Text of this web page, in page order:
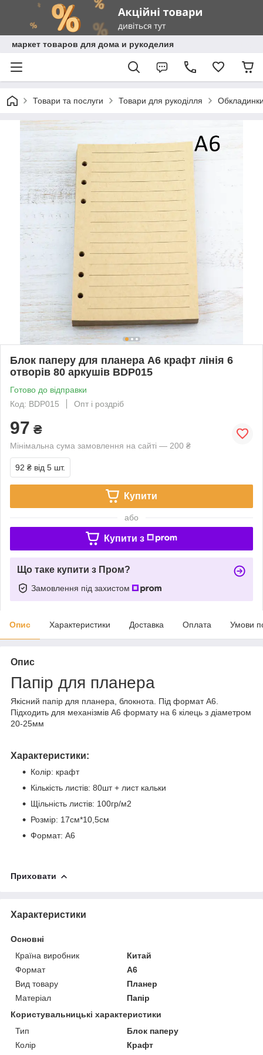
маркет товаров для дома и рукоделия
Товари та послуги Товари для рукоділля
Блок паперу для планера А6 крафт лінія 6
отворів 80 аркушів BDP015
Готово до відправки
Код: BDP015
Опт і роздріб
97 ₴
Мінімальна сума замовлення на сайті — 200 ₴
92 ₴ від 5 шт.
Купити
або
Купити з
Що таке купити з Пром?
Замовлення під захистом
Опис Характеристики Доставка Оплата Умови
Опис
Папір для планера
Якісний папір для планера, блокнота. Під формат А6.
Підходить для механізмів А6 формату на 6 кілець з діаметром
20-25мм
Характеристики:
Колір: крафт
Кількість листів: 80шт + лист кальки
Щільність листів: 100гр/м2
Розмір: 17см*10,5см
Формат: А6
Приховати
Характеристики
Основні
Країна виробник
Китай
Формат
A6
Вид товару
Планер
Матеріал
Папір
Користувальницькі характеристики
Тип
Блок паперу
Колір
Крафт